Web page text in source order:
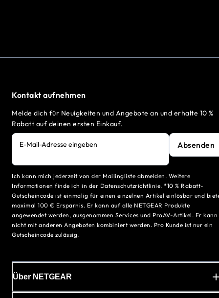
Kontakt aufnehmen
Melde dich für Neuigkeiten und Angebote an und erhalte 10 %
Rabatt auf deinen ersten Einkauf.
E-Mail-Adresse eingeben Absenden
Ich kann mich jederzeit von der Mailingliste abmelden. Weitere
Informationen finde ich in der Datenschutzrichtlinie. *10 % Rabatt-
Gutscheincode ist einmalig für einen einzelnen Artikel einlösbar und
maximal 100 € Ersparnis. Er kann auf alle NETGEAR Produkte
angewendet werden, ausgenommen Services und ProAV-Artikel. Er kann
nicht mit anderen Angeboten kombiniert werden. Pro Kunde ist nur ein
Gutscheincode zulässig.
Über NETGEAR